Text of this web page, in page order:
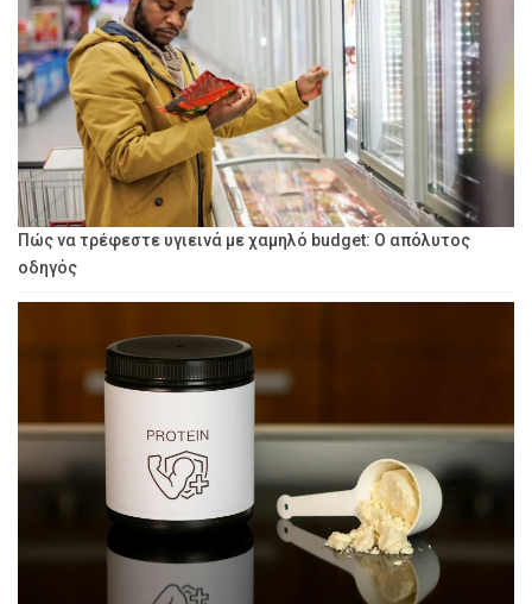
Πώς να τρέφεστε υγιεινά με χαμηλό budget: Ο απόλυτος
οδηγός